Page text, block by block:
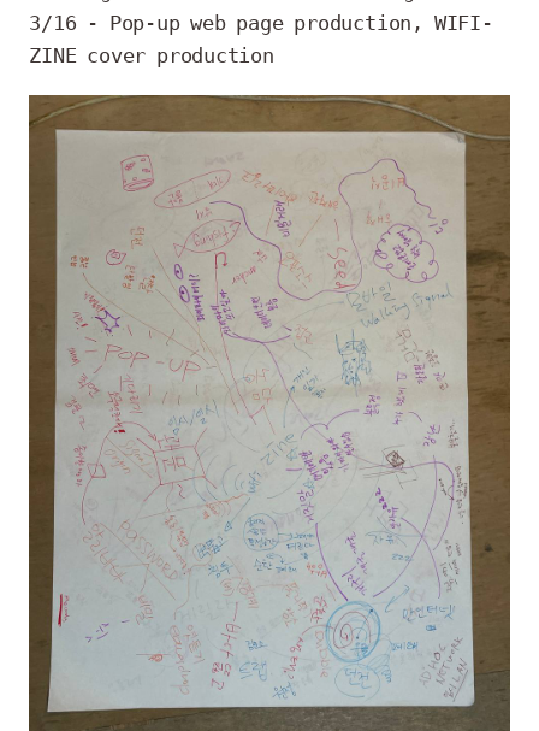
3/16 - Pop-up web page production, WIFI-
ZINE cover production